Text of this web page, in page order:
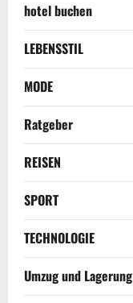
hotel buchen
LEBENSSTIL
MODE
Ratgeber
REISEN
SPORT
TECHNOLOGIE
Umzug und Lagerung